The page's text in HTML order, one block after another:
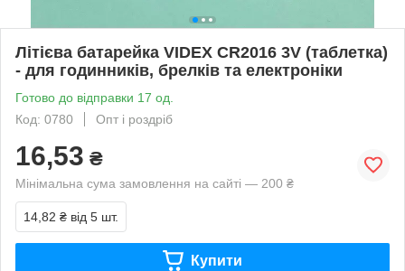
Літієва батарейка VIDEX CR2016 3V (таблетка)
- для годинників, брелків та електроніки
Готово до відправки 17 од.
Код: 0780
Опт і роздріб
16,53 ₴
Мінімальна сума замовлення на сайті — 200 ₴
14,82 ₴ від 5 шт.
Купити